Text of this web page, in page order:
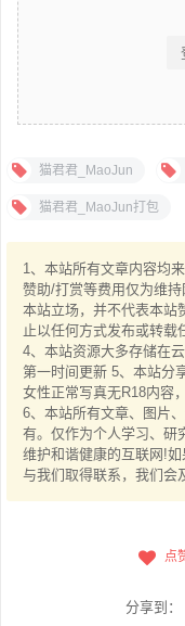
猫君君_MaoJun
猫君君_MaoJun打包
1、本站所有文章内容均
赞助/打赏等费用仅为维
本站立场，并不代表本站
止以任何方式发布或转载
4、本站资源大多存储在
第一时间更新 5、本站分
女性正常写真无R18内容
6、本站所有文章、图片
有。仅作为个人学习、研
维护和谐健康的互联网!
与我们取得联系，我们会
点
分享到：